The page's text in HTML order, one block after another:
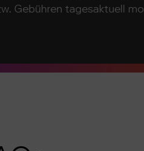
Gebühren tagesaktuell